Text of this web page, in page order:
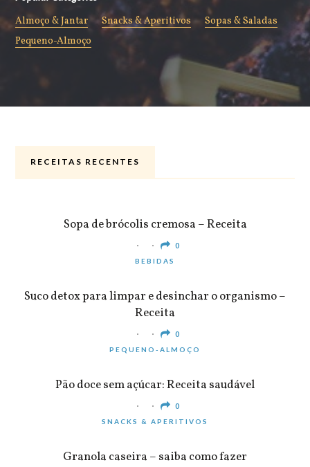
Almoço & Jantar Snacks & Aperitivos
Sopas & Saladas
Pequeno-Almoço
RECEITAS RECENTES
Sopa de brócolis cremosa – Receita
0
BEBIDAS
Suco detox para limpar e desinchar o organismo –
Receita
0
PEQUENO-ALMOÇO
Pão doce sem açúcar: Receita saudável
0
SNACKS & APERITIVOS
Granola caseira – saiba como fazer